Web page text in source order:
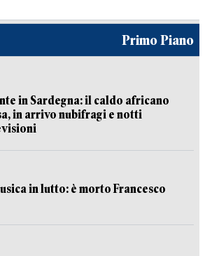
Primo Piano
in Sardegna: il caldo africano
in arrivo nubifragi e notti
in lutto: è morto Francesco